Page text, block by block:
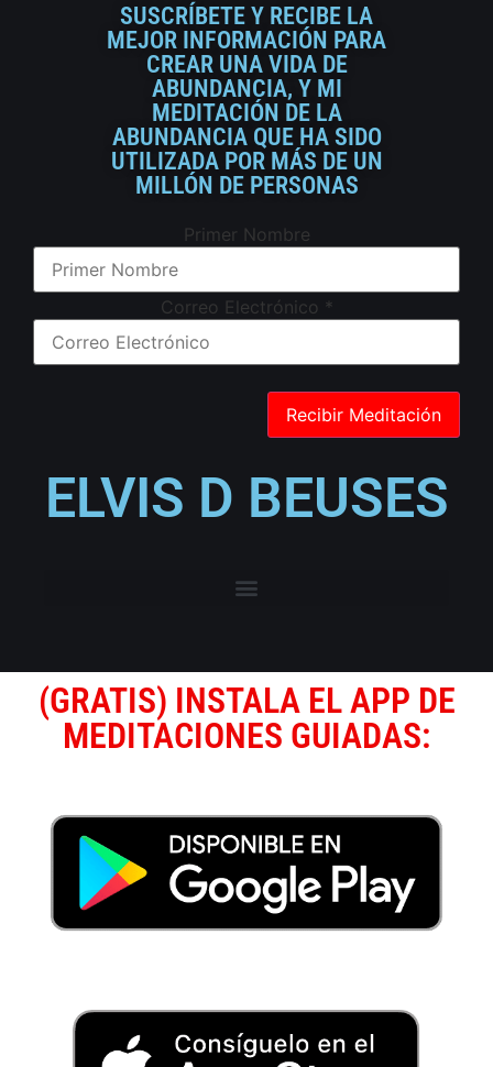
SUSCRÍBETE Y RECIBE LA
MEJOR INFORMACIÓN PARA
CREAR UNA VIDA DE
ABUNDANCIA, Y MI
MEDITACIÓN DE LA
ABUNDANCIA QUE HA SIDO
UTILIZADA POR MÁS DE UN
MILLÓN DE PERSONAS
Primer Nombre
Correo Electrónico *
ELVIS D BEUSES
(GRATIS) INSTALA EL APP DE
MEDITACIONES GUIADAS: